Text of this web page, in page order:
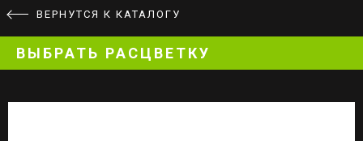
ВЕРНУТСЯ К КАТАЛОГУ
ВЫБРАТЬ РАСЦВЕТКУ